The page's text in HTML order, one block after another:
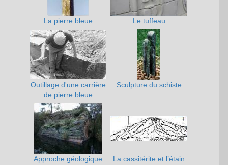
La pierre bleue Le tuffeau
Outillage d'une carrière
de pierre bleue
Sculpture du schiste
Approche géologique La cassitérite et l’étain